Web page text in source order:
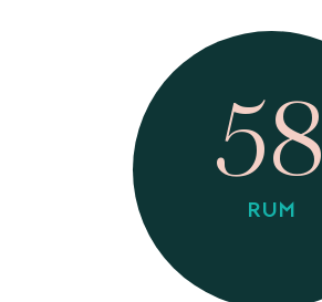
58
RUM